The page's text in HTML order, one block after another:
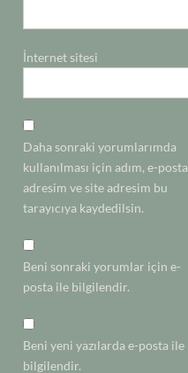
İnternet sitesi
Daha sonraki yorumlarımda
kullanılması için adım, e-posta
adresim ve site adresim bu
tarayıcıya kaydedilsin.
Beni sonraki yorumlar için e-
posta ile bilgilendir.
Beni yeni yazılarda e-posta ile
bilgilendir.